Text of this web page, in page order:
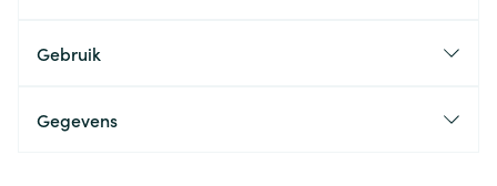
Gebruik
Gegevens